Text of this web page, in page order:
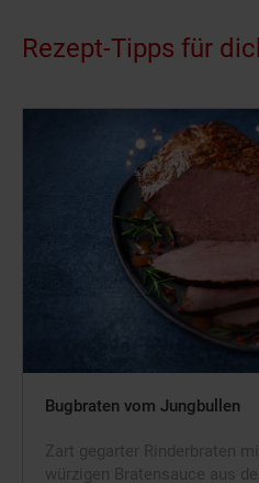
Rezept-Tipps für
Bugbraten vom Jungbullen